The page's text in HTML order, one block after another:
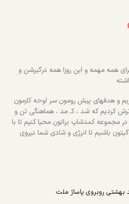
همه مهمه و این روزا همه درگیرشن و
و هدفهای پیش رومون سر لوحه کارمون
کردیم که شد ، کـ مد ، هماهنگی تن و
مجموعه کمدشاپ براتون محیا کنیم تا با
باشیم تا انرژی و شادی شما نیروی
روبروی پاساژ ملت